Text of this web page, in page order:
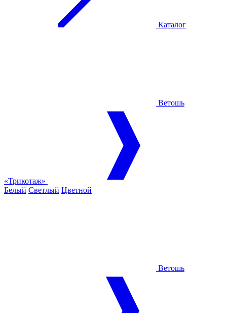
Каталог
Ветошь
«Трикотаж»
Белый Светлый Цветной
Ветошь